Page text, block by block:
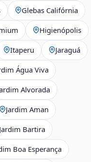
Glebas Califórnia
Higienópolis
Itaperu Jaraguá
Água Viva
Alvorada
Jardim Aman
Jardim Bartira
Boa Esperança